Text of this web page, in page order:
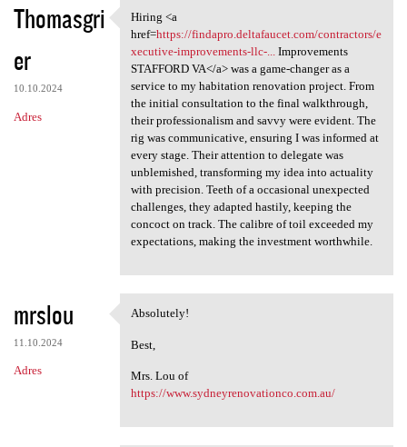
Thomasgri
er
10.10.2024
Adres
Hiring <a href=https:/
Hiring <a
href=https://findapro.deltafaucet.com/contractors/e
xecutive-improvements-llc-...Improvements
STAFFORD VA</a> was a game-changer as a
service to my habitation renovation project. From
the initial consultation to the final walkthrough,
their professionalism and savvy were evident. The
rig was communicative, ensuring I was informed at
every stage. Their attention to delegate was
unblemished, transforming my idea into actuality
with precision. Teeth of a occasional unexpected
challenges, they adapted hastily, keeping the
concoct on track. The calibre of toil exceeded my
expectations, making the investment worthwhile.
mrslou
11.10.2024
Adres
Absolutely!
Absolutely!
Best,
Mrs. Lou of
https://www.sydneyrenovationco.com.au/